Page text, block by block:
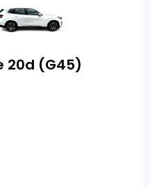
20d (G45)